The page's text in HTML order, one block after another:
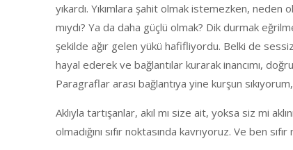
yıkardı. Yıkımlara şahit olmak istemezken,
mıydı? Ya da daha güçlü olmak? Dik durmak
şekilde ağır gelen yükü hafifliyordu. Belki de
hayal ederek ve bağlantılar kurarak inancımı,
Paragraflar arası bağlantıya yine kurşun
Aklıyla tartışanlar, akıl mı size ait, yoksa siz mi
olmadığını sıfır noktasında kavrıyoruz. Ve ben